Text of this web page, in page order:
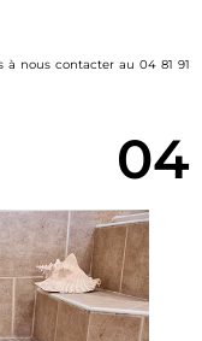
nous contacter au 04 81 91
04